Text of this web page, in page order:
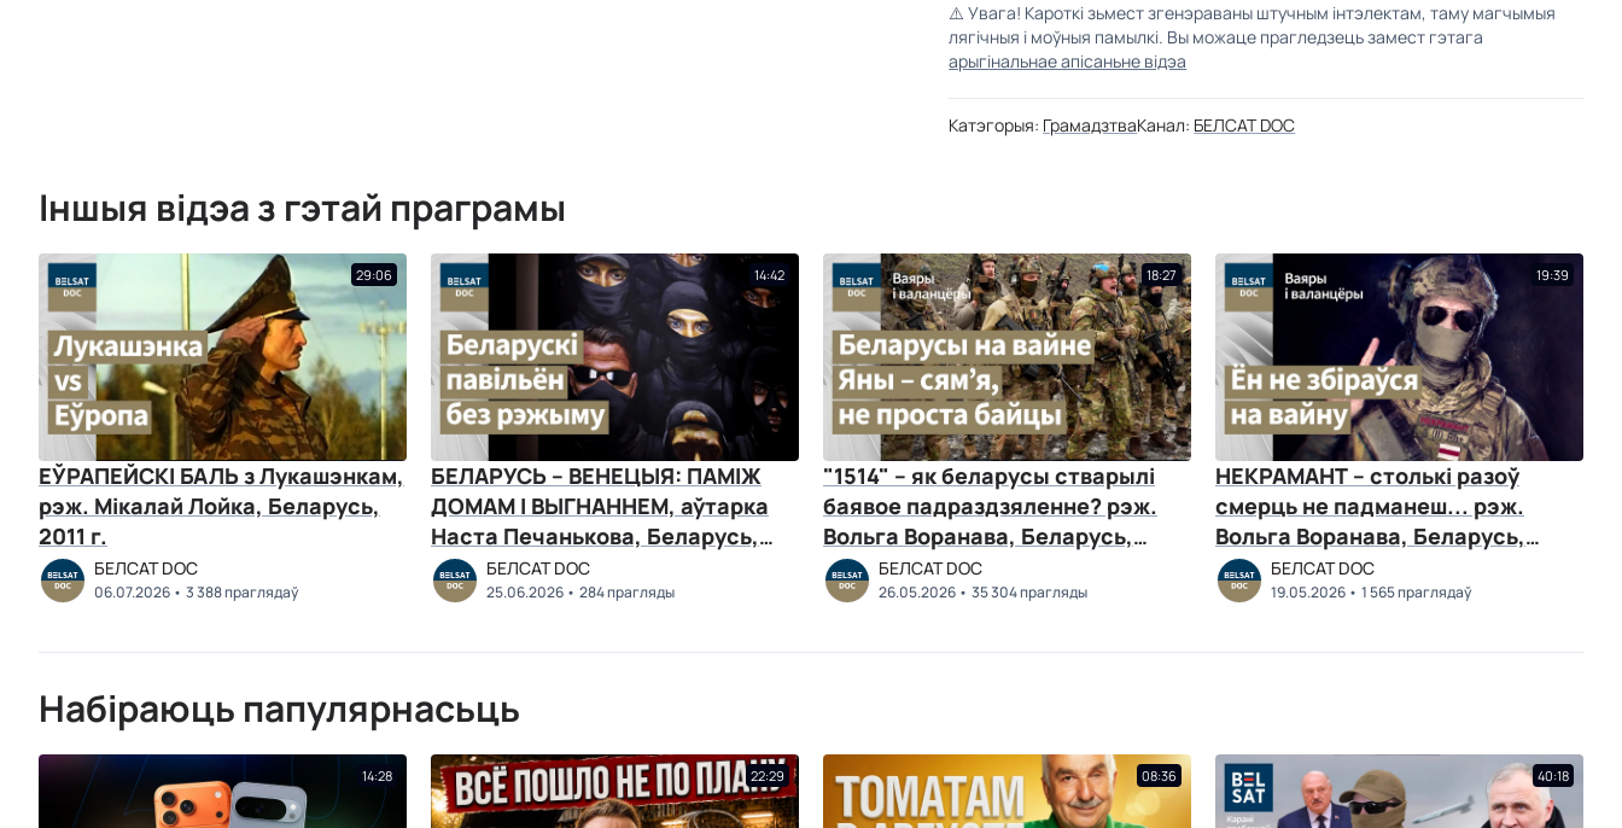
⚠️Увага! Кароткі зьмест згенэраваны штучным інтэлектам, таму магчымыя
лягічныя і моўныя памылкі. Вы можаце прагледзець замест гэтага
арыгінальнае апісаньне відэа
Катэгорыя: ГрамадзтваКанал: БЕЛСАТ DOC
Іншыя відэа з гэтай праграмы
29:06
ЕЎРАПЕЙСКІ БАЛЬ з Лукашэнкам,
рэж. Мікалай Лойка, Беларусь,
2011 г.
БЕЛСАТ DOC
06.07.2026 3 388 праглядаў
14:42
БЕЛАРУСЬ – ВЕНЕЦЫЯ: ПАМІЖ
ДОМАМ І ВЫГНАННЕМ, аўтарка
Наста Печанькова, Беларусь,
2026 г.БЕЛСАТ DOC
25.06.2026 284 прагляды
18:27
"1514" – як беларусы стварылі
баявое падраздзяленне? рэж.
Вольга Воранава, Беларусь,
2026 г.БЕЛСАТ DOC
26.05.2026 35 304 прагляды
19:39
НЕКРАМАНТ – cтолькі разоў
смерць не падманеш... рэж.
Вольга Воранава, Беларусь,
2026 г.БЕЛСАТ DOC
19.05.2026 1 565 праглядаў
Набіраюць папулярнасьць
14:28 22:29 08:36 40:18